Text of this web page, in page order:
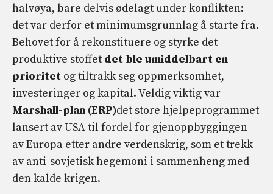
halvøya, bare delvis ødelagt under konflikten:
det var derfor et minimumsgrunnlag å starte fra.
Behovet for å rekonstituere og styrke det
produktive stoffet det ble umiddelbart en
prioritet og tiltrakk seg oppmerksomhet,
investeringer og kapital. Veldig viktig var
Marshall-plan (ERP)det store hjelpeprogrammet
lansert av USA til fordel for gjenoppbyggingen
av Europa etter andre verdenskrig, som et trekk
av anti-sovjetisk hegemoni i sammenheng med
den kalde krigen.